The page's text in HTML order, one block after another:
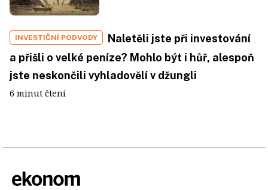
INVESTIČNÍ PODVODY
Naletěli jste při investování
a přišli o velké peníze? Mohlo být i hůř, alespoň
jste neskončili vyhladovělí v džungli
6 minut čtení